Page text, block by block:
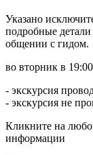
Указано
подробные
общении с гидом.
во вторник в
- экскурсия
- экскурсия не
Кликните на
информации